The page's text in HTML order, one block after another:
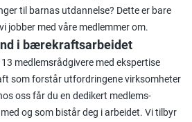
til barnas utdannelse? Dette er bare
jobber med våre medlemmer om.
i bærekraftsarbeidet
medlemsrådgivere med ekspertise
som forstår utfordringene virksomheter
oss får du en dedikert medlems-
og som bistår deg i arbeidet. Vi tilbyr